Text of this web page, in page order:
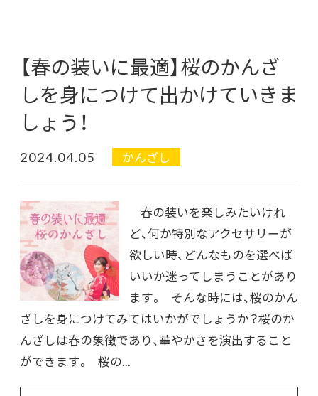
【春の装いに最適】桜のかんざ
しを身につけて出かけていきま
しょう！
2024.04.05 かんざし
春の装いを楽しみたいけれ
ど、何か特別なアクセサリーが
欲しい時、どんなものを選べば
いいか迷ってしまうことがあり
ます。 そんな時には、桜のかん
ざしを身につけてみてはいかがでしょうか？桜のか
んざしは春の象徴であり、華やかさを演出すること
ができます。 桜の...